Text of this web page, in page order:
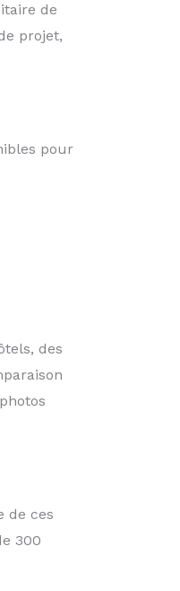
de
projet,
pour
des
de ces
300